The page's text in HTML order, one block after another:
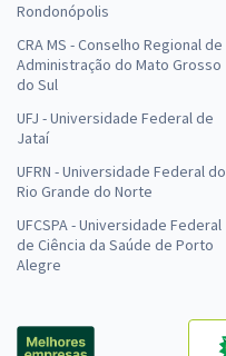
Rondonópolis
CRA MS - Conselho Regional de
Administração do Mato Grosso
do Sul
UFJ - Universidade Federal de
Jataí
UFRN - Universidade Federal do
Rio Grande do Norte
UFCSPA - Universidade Federal
de Ciência da Saúde de Porto
Alegre